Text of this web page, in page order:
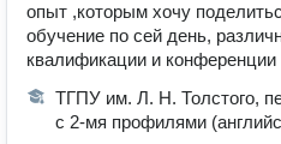
опыт ,которым хочу
обучение по сей день,
квалификации и конференции
ТГПУ им. Л. Н. Толстого,
с 2-мя профилями